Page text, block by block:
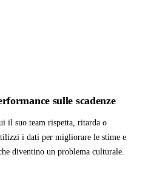
sulle scadenze
il suo team rispetta, ritarda o
i dati per migliorare le stime e
diventino un problema culturale.